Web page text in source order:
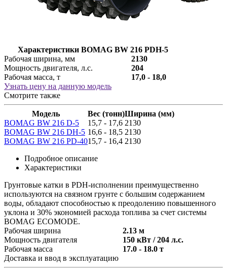
Характеристики BOMAG BW 216 PDH-5
Рабочая ширина, мм
2130
Мощность двигателя, л.с.
204
Рабочая масса, т
17,0 - 18,0
Узнать цену на данную модель
Смотрите также
Модель Вес (тонн)Ширина (мм)
BOMAG BW 216 D-5
15,7 - 17,6 2130
BOMAG BW 216 DH-5 16,6 - 18,5 2130
BOMAG BW 216 PD-4015,7 - 16,4 2130
Подробное описание
Характеристики
Грунтовые катки в PDH-исполнении преимущественно
используются на связном грунте с большим содержанием
воды, обладают способностью к преодолению повышенного
уклона и 30% экономией расхода топлива за счет системы
BOMAG ECOMODE.
Рабочая ширина
2.13 м
Мощность двигателя
150 кВт / 204 л.с.
Рабочая масса
17.0 - 18.0 т
Доставка и ввод в эксплуатацию